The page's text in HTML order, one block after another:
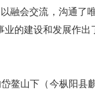
融会交流，沟通了
的建设和发展作出
鳌山下（今枞阳县